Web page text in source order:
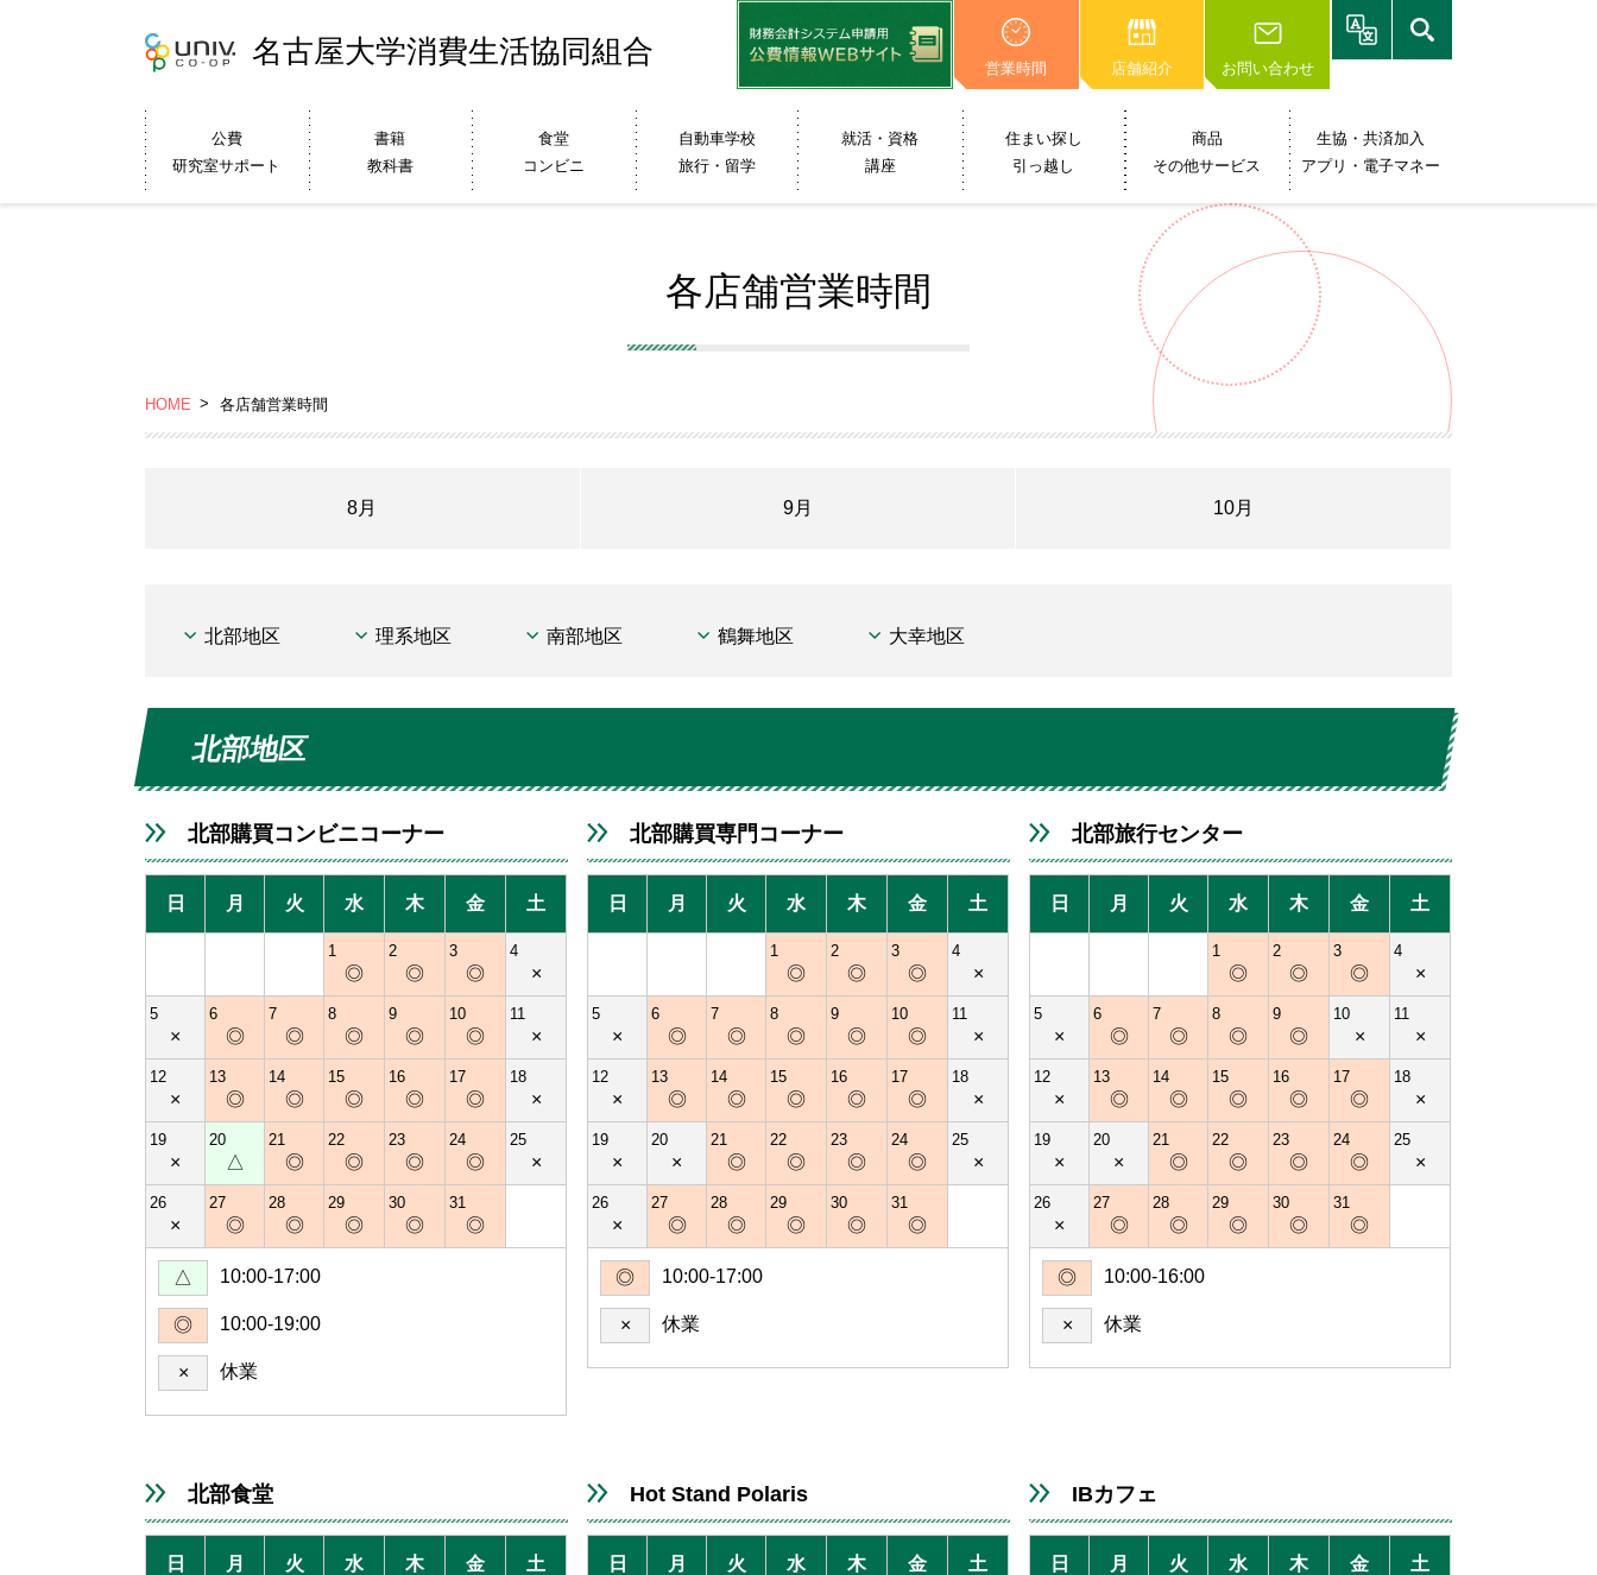
名古屋大学消費生活協同組合 営業時間 店舗紹介 お問い合わせ
公費
研究室サポート
書籍
教科書
食堂
コンビニ
自動車学校
旅行・留学
就活・資格
講座
住まい探し
引っ越し
商品
その他サービス
生協・共済加入
アプリ・電子マネー
各店舗営業時間
HOME 各店舗営業時間
8月 9月 10月
北部地区 理系地区 南部地区 鶴舞地区 大幸地区
北部地区
北部購買コンビニコーナー
日 月 火 水 木 金 土
1
◎
2
◎
3
◎
4
×
5
×
6
◎
7
◎
8
◎
9
◎
10
◎
11
×
12
×
13
◎
14
◎
15
◎
16
◎
17
◎
18
×
19
×
20
△
21
◎
22
◎
23
◎
24
◎
25
×
26
×
27
◎
28
◎
29
◎
30
◎
31
◎
△ 10:00-17:00
◎ 10:00-19:00
× 休業
北部購買専門コーナー
日 月 火 水 木 金 土
1
◎
2
◎
3
◎
4
×
5
×
6
◎
7
◎
8
◎
9
◎
10
◎
11
×
12
×
13
◎
14
◎
15
◎
16
◎
17
◎
18
×
19
×
20
×
21
◎
22
◎
23
◎
24
◎
25
×
26
×
27
◎
28
◎
29
◎
30
◎
31
◎
◎ 10:00-17:00
× 休業
北部旅行センター
日 月 火 水 木 金 土
1
◎
2
◎
3
◎
4
×
5
×
6
◎
7
◎
8
◎
9
◎
10
×
11
×
12
×
13
◎
14
◎
15
◎
16
◎
17
◎
18
×
19
×
20
×
21
◎
22
◎
23
◎
24
◎
25
×
26
×
27
◎
28
◎
29
◎
30
◎
31
◎
◎ 10:00-16:00
× 休業
北部食堂
日 月 火 水 木 金 土
Hot Stand Polaris
日 月 火 水 木 金 土
IBカフェ
日 月 火 水 木 金 土